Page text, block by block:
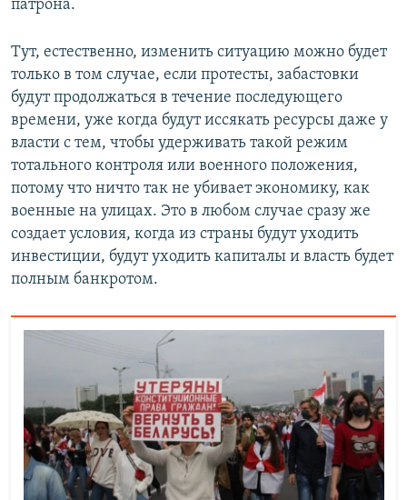
патрона.
Тут, естественно, изменить ситуацию можно будет
только в том случае, если протесты, забастовки
будут продолжаться в течение последующего
времени, уже когда будут иссякать ресурсы даже у
власти с тем, чтобы удерживать такой режим
тотального контроля или военного положения,
потому что ничто так не убивает экономику, как
военные на улицах. Это в любом случае сразу же
создает условия, когда из страны будут уходить
инвестиции, будут уходить капиталы и власть будет
полным банкротом.